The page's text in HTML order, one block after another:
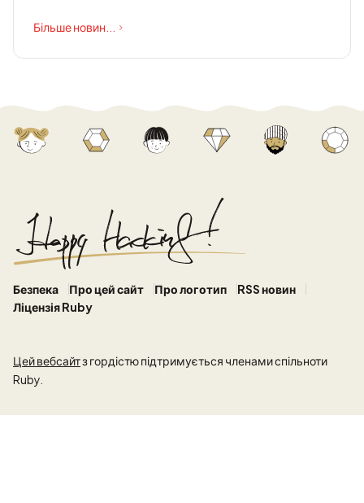
Більше новин...
Безпека Про цей сайт Про логотип
RSS новин
Ліцензія Ruby
Цей вебсайтз гордістю підтримується членами спільноти
Ruby.